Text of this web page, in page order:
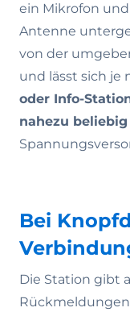
ein Mikrofon
Antenne
von der
und lässt sich je
oder Info-
nahezu
Bei
Die Station gibt